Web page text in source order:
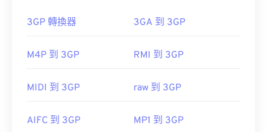
媒體播放器
請注意，還有兩種檔案類型也使用 MOV 副檔名。它
戲相關。
種檔案格式在大多數作業系統上都可以輕鬆打開，包
3GP 轉換器 3GA 到 3GP
M4P 到 3GP RMI 到 3GP
MIDI 到 3GP raw 到 3GP
AIFC 到 3GP MP1 到 3GP